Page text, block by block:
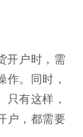
开户时，需
。同时，
有这样，
户，都需要